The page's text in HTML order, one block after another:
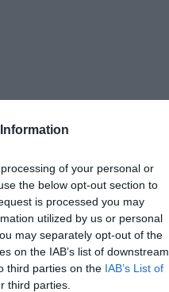
of your personal or
the below opt-out section to
is processed you may
utilized by us or personal
may separately opt-out of the
on the IAB’s list of downstream
third parties on the IAB’s List of
third parties.